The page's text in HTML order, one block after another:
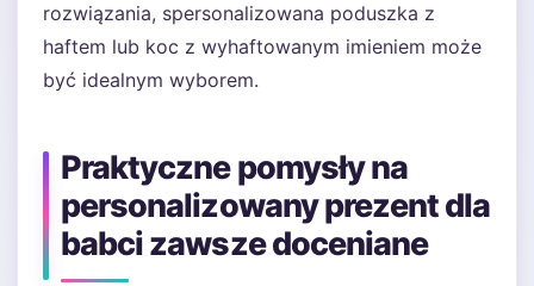
rozwiązania, spersonalizowana poduszka z
haftem lub koc z wyhaftowanym imieniem może
być idealnym wyborem.
Praktyczne pomysły na
personalizowany prezent dla
babci zawsze doceniane